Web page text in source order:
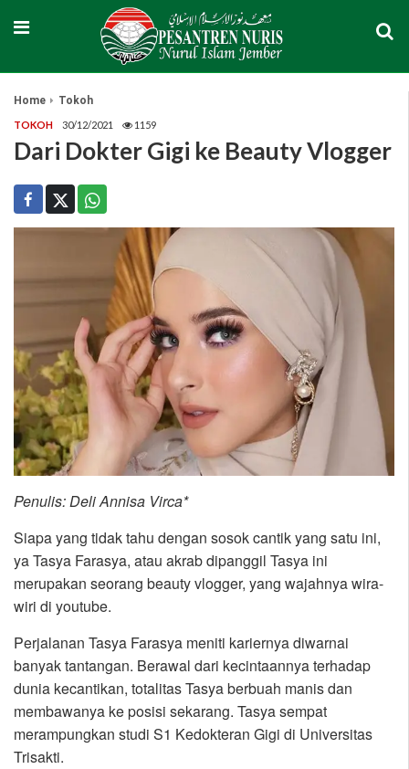
Home Tokoh
TOKOH 30/12/2021 1159
Dari Dokter Gigi ke Beauty Vlogger
Penulis: Deli Annisa Virca*
Siapa yang tidak tahu dengan sosok cantik yang satu ini,
ya Tasya Farasya, atau akrab dipanggil Tasya ini
merupakan seorang beauty vlogger, yang wajahnya wira-
wiri di youtube.
Perjalanan Tasya Farasya meniti kariernya diwarnai
banyak tantangan. Berawal dari kecintaannya terhadap
dunia kecantikan, totalitas Tasya berbuah manis dan
membawanya ke posisi sekarang. Tasya sempat
merampungkan studi S1 Kedokteran Gigi di Universitas
Trisakti.